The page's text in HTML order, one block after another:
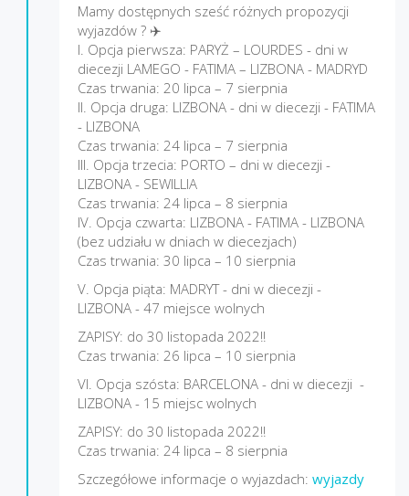
Mamy dostępnych sześć różnych propozycji
wyjazdów ? ✈️
I. Opcja pierwsza: PARYŻ – LOURDES - dni w
diecezji LAMEGO - FATIMA – LIZBONA - MADRYD
Czas trwania: 20 lipca – 7 sierpnia
II. Opcja druga: LIZBONA - dni w diecezji - FATIMA
- LIZBONA
Czas trwania: 24 lipca – 7 sierpnia
III. Opcja trzecia: PORTO – dni w diecezji -
LIZBONA - SEWILLIA
Czas trwania: 24 lipca – 8 sierpnia
IV. Opcja czwarta: LIZBONA - FATIMA - LIZBONA
(bez udziału w dniach w diecezjach)
Czas trwania: 30 lipca – 10 sierpnia
V. Opcja piąta: MADRYT - dni w diecezji -
LIZBONA - 47 miejsce wolnych
ZAPISY: do 30 listopada 2022!!
Czas trwania: 26 lipca – 10 sierpnia
VI. Opcja szósta: BARCELONA - dni w diecezji -
LIZBONA - 15 miejsc wolnych
ZAPISY: do 30 listopada 2022!!
Czas trwania: 24 lipca – 8 sierpnia
Szczegółowe informacje o wyjazdach: wyjazdy